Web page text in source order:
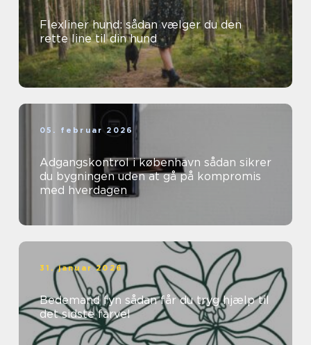
Flexliner hund: sådan vælger du den
rette line til din hund
05. februar 2026
Adgangskontrol i københavn sådan sikrer
du bygningen uden at gå på kompromis
med hverdagen
31. januar 2026
Bedemand fyn sådan får du tryg hjælp til
det sidste farvel